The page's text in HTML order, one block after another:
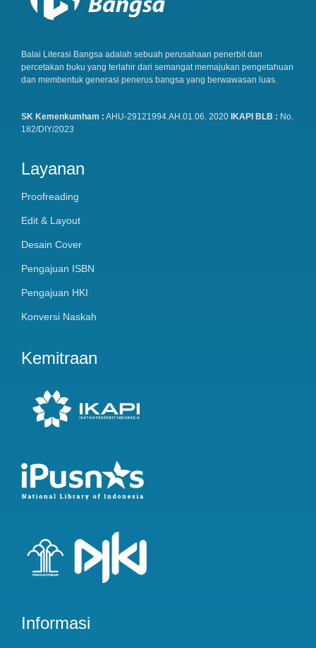
Balai Literasi Bangsa adalah sebuah perusahaan penerbit dan
percetakan buku yang terlahir dari semangat memajukan pengetahuan
dan membentuk generasi penerus bangsa yang berwawasan luas.
SK Kemenkumham : AHU-29121994.AH.01.06. 2020 IKAPI BLB : No.
182/DIY/2023
Layanan
Proofreading
Edit & Layout
Desain Cover
Pengajuan ISBN
Pengajuan HKI
Konversi Naskah
Kemitraan
Informasi